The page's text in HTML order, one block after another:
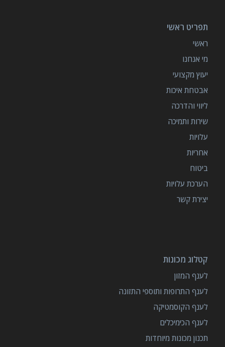
תפריט ראשי
ראשי
מי אנחנו
יעוץ מקצועי
אבטחת איכות
ליווי והדרכה
שירות ותמיכה
עלויות
אחריות
ביטוח
הערכת עלויות
יצירת קשר
קטלוג מכונות
לענף המזון
לענף התרופות ותוספי התזונה
לענף הקוסמטיקה
לענף הכימיכלים
תכנון מכונות מיוחדות